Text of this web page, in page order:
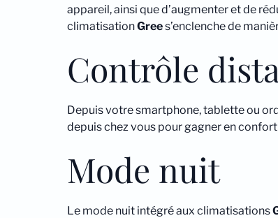
appareil, ainsi que d’augmenter et de
climatisationGrees’enclenche de
Contrôle
Depuis votre smartphone, tablette ou
depuis chez vous pour gagner en
Mode nuit
Le mode nuit intégré aux climatisations